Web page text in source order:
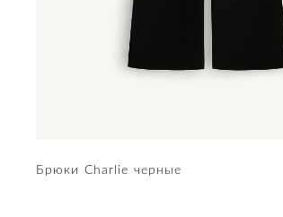
Брюки Charlie черные